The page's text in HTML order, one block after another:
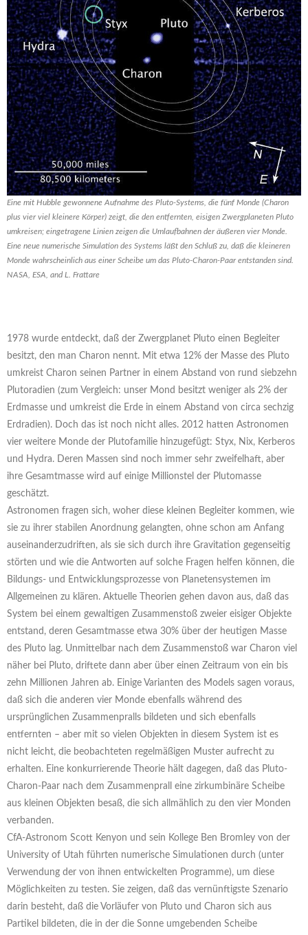
Eine mit Hubble gewonnene Aufnahme des Pluto-Systems, die fünf Monde (Charon
plus vier viel kleinere Körper) zeigt, die den entfernten, eisigen Zwergplaneten Pluto
umkreisen; eingetragene Linien zeigen die Umlaufbahnen der äußeren vier Monde.
Eine neue numerische Simulation des Systems läßt den Schluß zu, daß die kleineren
Monde wahrscheinlich aus einer Scheibe um das Pluto-Charon-Paar entstanden sind.
NASA, ESA, and L. Frattare
1978 wurde entdeckt, daß der Zwergplanet Pluto einen Begleiter
besitzt, den man Charon nennt. Mit etwa 12% der Masse des Pluto
umkreist Charon seinen Partner in einem Abstand von rund siebzehn
Plutoradien (zum Vergleich: unser Mond besitzt weniger als 2% der
Erdmasse und umkreist die Erde in einem Abstand von circa sechzig
Erdradien). Doch das ist noch nicht alles. 2012 hatten Astronomen
vier weitere Monde der Plutofamilie hinzugefügt: Styx, Nix, Kerberos
und Hydra. Deren Massen sind noch immer sehr zweifelhaft, aber
ihre Gesamtmasse wird auf einige Millionstel der Plutomasse
geschätzt.
Astronomen fragen sich, woher diese kleinen Begleiter kommen, wie
sie zu ihrer stabilen Anordnung gelangten, ohne schon am Anfang
auseinanderzudriften, als sie sich durch ihre Gravitation gegenseitig
störten und wie die Antworten auf solche Fragen helfen können, die
Bildungs- und Entwicklungsprozesse von Planetensystemen im
Allgemeinen zu klären. Aktuelle Theorien gehen davon aus, daß das
System bei einem gewaltigen Zusammenstoß zweier eisiger Objekte
entstand, deren Gesamtmasse etwa 30% über der heutigen Masse
des Pluto lag. Unmittelbar nach dem Zusammenstoß war Charon viel
näher bei Pluto, driftete dann aber über einen Zeitraum von ein bis
zehn Millionen Jahren ab. Einige Varianten des Models sagen voraus,
daß sich die anderen vier Monde ebenfalls während des
ursprünglichen Zusammenpralls bildeten und sich ebenfalls
entfernten – aber mit so vielen Objekten in diesem System ist es
nicht leicht, die beobachteten regelmäßigen Muster aufrecht zu
erhalten. Eine konkurrierende Theorie hält dagegen, daß das Pluto-
Charon-Paar nach dem Zusammenprall eine zirkumbinäre Scheibe
aus kleinen Objekten besaß, die sich allmählich zu den vier Monden
verbanden.
CfA-Astronom Scott Kenyon und sein Kollege Ben Bromley von der
University of Utah führten numerische Simulationen durch (unter
Verwendung der von ihnen entwickelten Programme), um diese
Möglichkeiten zu testen. Sie zeigen, daß das vernünftigste Szenario
darin besteht, daß die Vorläufer von Pluto und Charon sich aus
Partikel bildeten, die in der die Sonne umgebenden Scheibe